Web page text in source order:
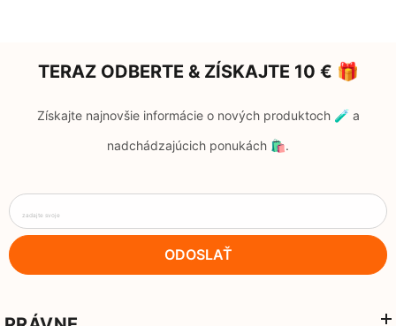
TERAZ ODBERTE & ZÍSKAJTE 10 € 🎁
Získajte najnovšie informácie o nových produktoch 🧪 a
nadchádzajúcich ponukách 🛍️.
zadajte svoje
ODOSLAŤ